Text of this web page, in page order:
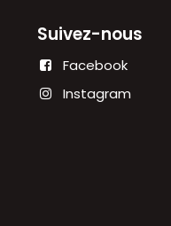
Suivez-nous
Facebook
Instagram